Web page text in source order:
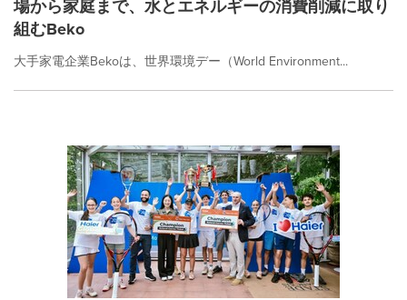
場から家庭まで、水とエネルギーの消費削減に取り
組むBeko
大手家電企業Bekoは、世界環境デー（World Environment...